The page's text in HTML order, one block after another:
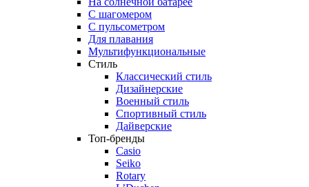
С шагомером
С пульсометром
Для плавания
Мультифункциональные
Стиль
Классический стиль
Дизайнерские
Военный стиль
Спортивный стиль
Дайверские
Топ-бренды
Casio
Seiko
Rotary